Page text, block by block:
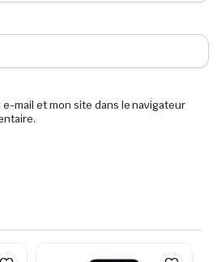
mail et mon site dans le navigateur